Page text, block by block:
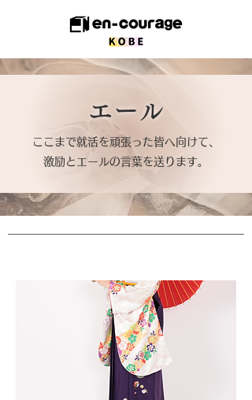
エール
​ここまで就活を頑張った皆へ向けて、
激励とエールの言葉を送ります。